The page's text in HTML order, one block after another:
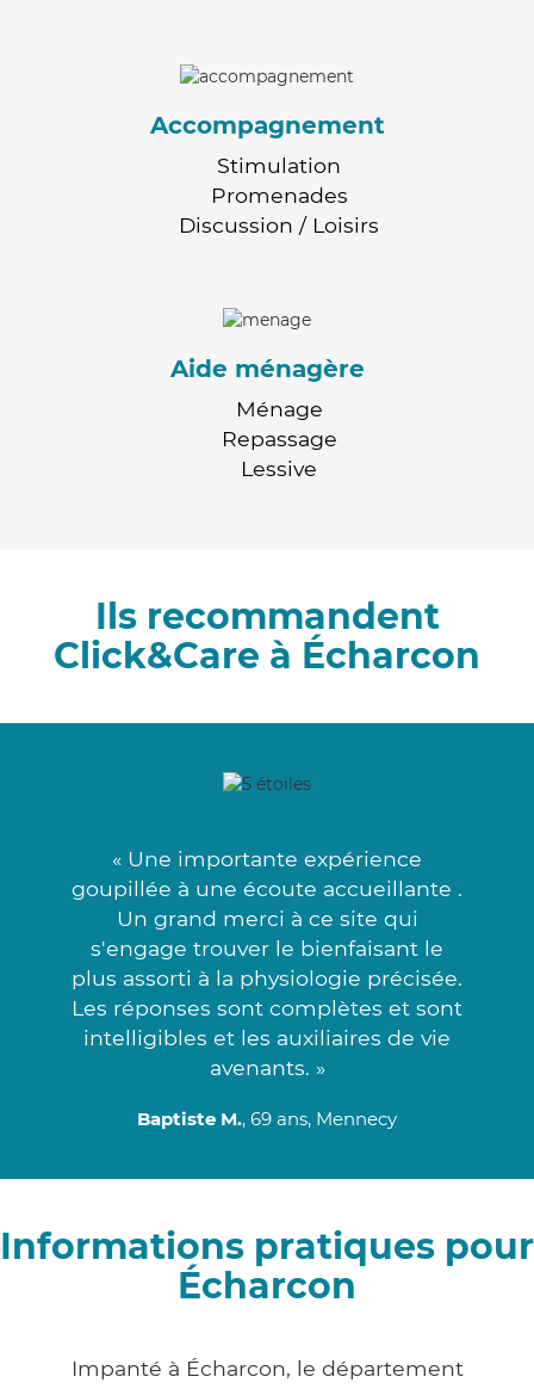
Accompagnement
Stimulation
Promenades
Discussion / Loisirs
Aide ménagère
Ménage
Repassage
Lessive
Ils recommandent
Click&Care à Écharcon
« Une importante expérience
goupillée à une écoute accueillante .
Un grand merci à ce site qui
s'engage trouver le bienfaisant le
plus assorti à la physiologie précisée.
Les réponses sont complètes et sont
intelligibles et les auxiliaires de vie
avenants. »
Baptiste M., 69 ans, Mennecy
Informations pratiques pour
Écharcon
Impanté à Écharcon, le département